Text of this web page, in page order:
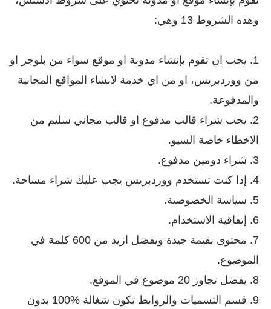
وهذه الشروط 13 وهي:
1. يجب ان تقوم بإنشاء مدونة او موقع سواء من بلوجر او
من ووردبريس، او من اي خدمة لانشاء المواقع المجانية
والمدفوعة.
2. يجب شراء قالب مدفوع او قالب مجاني سليم من
الاخطاء خاصة السيو.
3. شراء دومين مدفوع.
4. إذا كنت تستخدم ووردبريس يجب عليك شراء مساحة.
5. سياسة الخصوصية.
6. إتفاقية الاستخدام.
7. محتوى بقيمة جيدة ويفضل ازيد من 600 كلمة في
الموضوع.
8. يفضل تجاوز 20 موضوع في الموقع.
9. قسم التسميات والروابط تكون شغالة %100 بدون